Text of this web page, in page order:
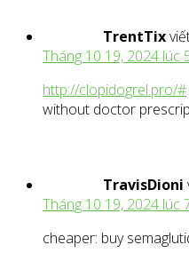
TrentTix
Tháng 10 19, 2024 lúc
http://clopidogrel.pro/#
without doctor
TravisDioni
Tháng 10 19, 2024 lúc
cheaper: buy